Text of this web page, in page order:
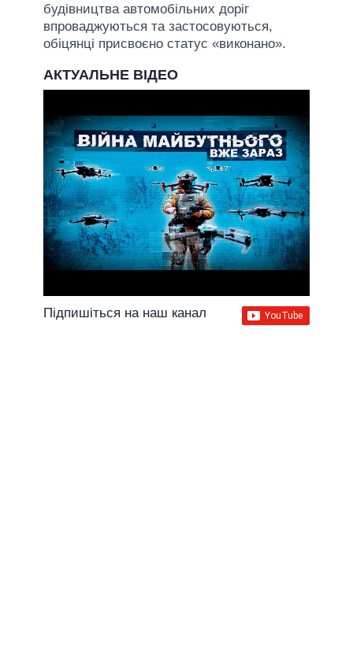
будівництва автомобільних доріг
впроваджуються та застосовуються,
обіцянці присвоєно статус «виконано».
АКТУАЛЬНЕ ВІДЕО
Підпишіться на наш канал